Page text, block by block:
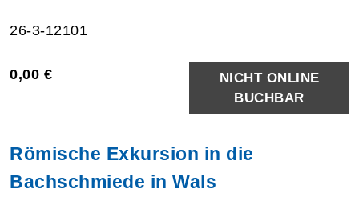
26-3-12101
0,00 €
NICHT ONLINE
BUCHBAR
Römische Exkursion in die
Bachschmiede in Wals